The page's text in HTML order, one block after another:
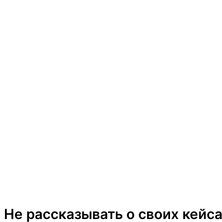
Не рассказывать о своих